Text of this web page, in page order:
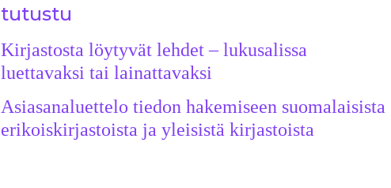
tutustu
Kirjastosta löytyvät lehdet – lukusalissa
luettavaksi tai lainattavaksi
Asiasanaluettelo tiedon hakemiseen suomalaisista
erikoiskirjastoista ja yleisistä kirjastoista